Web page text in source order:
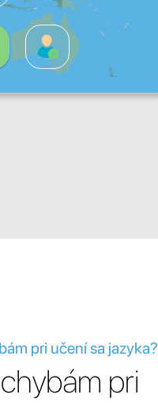
pri učení sa jazyka?
pri